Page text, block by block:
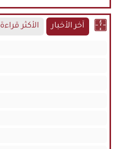
آخر الأخبار الأكثر قراءة